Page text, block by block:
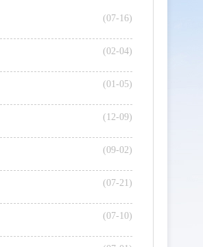
(07-16)
(02-04)
(01-05)
(12-09)
(09-02)
(07-21)
(07-10)